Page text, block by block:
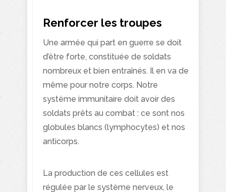
Vous aimez nos
"Secrets de
Santé"
Inscrivez-vous pour les
Renforcer les troupes
Une armée qui part en guerre se doit
d’être forte, constituée de soldats
nombreux et bien entraînés. Il en va de
même pour notre corps. Notre
système immunitaire doit avoir des
soldats prêts au combat : ce sont nos
globules blancs (lymphocytes) et nos
anticorps.
La production de ces cellules est
régulée par le système nerveux, le